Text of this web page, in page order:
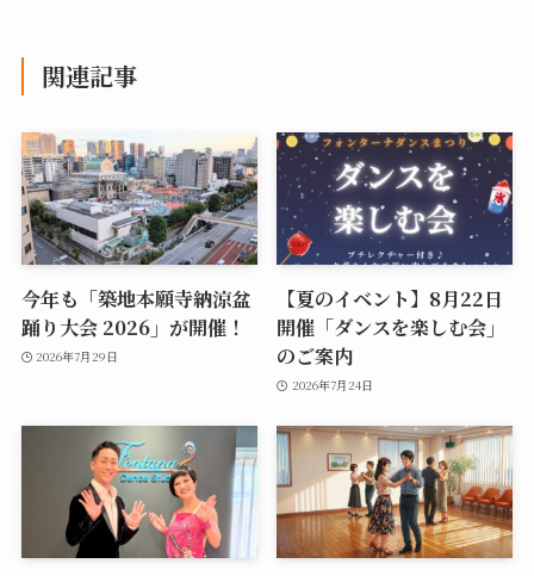
関連記事
今年も「築地本願寺納涼盆
踊り大会 2026」が開催！
2026年7月29日
【夏のイベント】8月22日
開催「ダンスを楽しむ会」
のご案内
2026年7月24日